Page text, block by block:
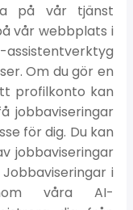
på vår tjänst
vår webbplats i
Om du gör en
profilkonto kan
jobbaviseringar
för dig. Du kan
jobbaviseringar
i
våra AI-